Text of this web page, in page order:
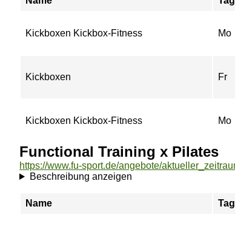
Kickboxen Kickbox-Fitness Mo
Kickboxen Fr
Kickboxen Kickbox-Fitness Mo
Functional Training x Pilates
Beschreibung anzeigen
Name Tag